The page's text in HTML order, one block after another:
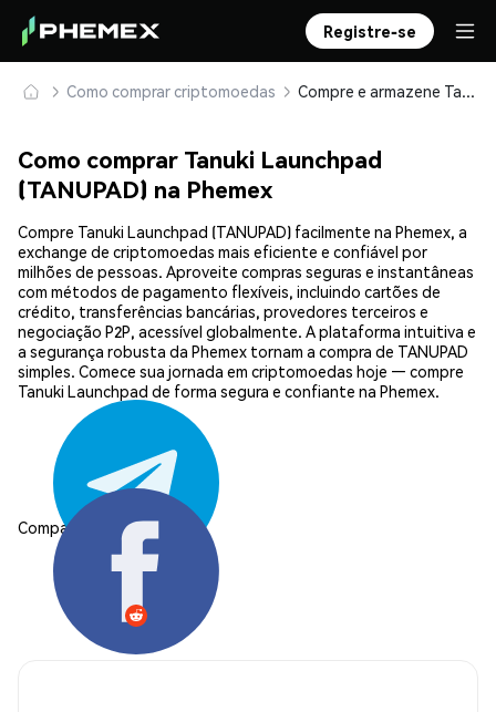
Registre-se
Como comprar criptomoedas Compre e armazene Tanuki Launchpad (TANUPAD) com segurança
Como comprar Tanuki Launchpad
(TANUPAD) na Phemex
Compre Tanuki Launchpad (TANUPAD) facilmente na Phemex, a
exchange de criptomoedas mais eficiente e confiável por
milhões de pessoas. Aproveite compras seguras e instantâneas
com métodos de pagamento flexíveis, incluindo cartões de
crédito, transferências bancárias, provedores terceiros e
negociação P2P, acessível globalmente. A plataforma intuitiva e
a segurança robusta da Phemex tornam a compra de TANUPAD
simples. Comece sua jornada em criptomoedas hoje — compre
Tanuki Launchpad de forma segura e confiante na Phemex.
Compartilhar: